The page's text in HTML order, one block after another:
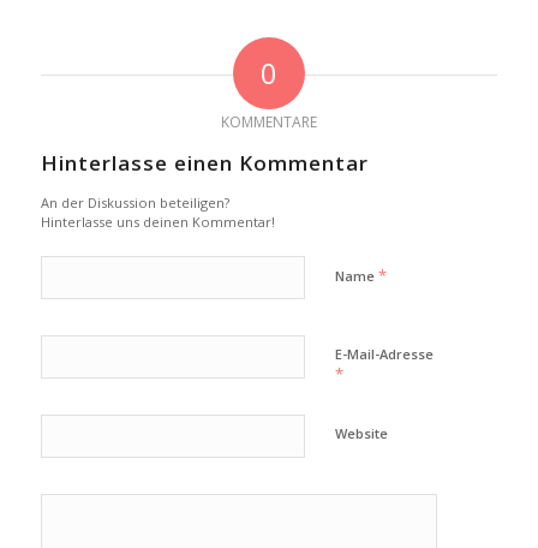
0
KOMMENTARE
Hinterlasse einen Kommentar
An der Diskussion beteiligen?
Hinterlasse uns deinen Kommentar!
Name *
E-Mail-Adresse
*
Website